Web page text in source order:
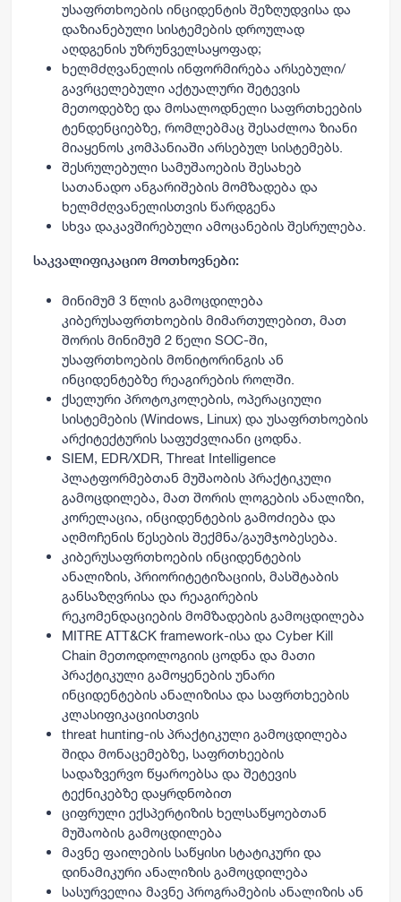
უსაფრთხოების ინციდენტის შეზღუდვისა და
დაზიანებული სისტემების დროულად
აღდგენის უზრუნველსაყოფად;
ხელმძღვანელის ინფორმირება არსებული/
გავრცელებული აქტუალური შეტევის
მეთოდებზე და მოსალოდნელი საფრთხეების
ტენდენციებზე, რომლებმაც შესაძლოა ზიანი
მიაყენოს კომპანიაში არსებულ სისტემებს.
შესრულებული სამუშაოების შესახებ
სათანადო ანგარიშების მომზადება და
ხელმძღვანელისთვის წარდგენა
სხვა დაკავშირებული ამოცანების შესრულება.
საკვალიფიკაციო მოთხოვნები:
მინიმუმ 3 წლის გამოცდილება
კიბერუსაფრთხოების მიმართულებით, მათ
შორის მინიმუმ 2 წელი SOC-ში,
უსაფრთხოების მონიტორინგის ან
ინციდენტებზე რეაგირების როლში.
ქსელური პროტოკოლების, ოპერაციული
სისტემების (Windows, Linux) და უსაფრთხოების
არქიტექტურის საფუძვლიანი ცოდნა.
SIEM, EDR/XDR, Threat Intelligence
პლატფორმებთან მუშაობის პრაქტიკული
გამოცდილება, მათ შორის ლოგების ანალიზი,
კორელაცია, ინციდენტების გამოძიება და
აღმოჩენის წესების შექმნა/გაუმჯობესება.
კიბერუსაფრთხოების ინციდენტების
ანალიზის, პრიორიტეტიზაციის, მასშტაბის
განსაზღვრისა და რეაგირების
რეკომენდაციების მომზადების გამოცდილება
MITRE ATT&CK framework-ისა და Cyber Kill
Chain მეთოდოლოგიის ცოდნა და მათი
პრაქტიკული გამოყენების უნარი
ინციდენტების ანალიზისა და საფრთხეების
კლასიფიკაციისთვის
threat hunting-ის პრაქტიკული გამოცდილება
შიდა მონაცემებზე, საფრთხეების
სადაზვერვო წყაროებსა და შეტევის
ტექნიკებზე დაყრდნობით
ციფრული ექსპერტიზის ხელსაწყოებთან
მუშაობის გამოცდილება
მავნე ფაილების საწყისი სტატიკური და
დინამიკური ანალიზის გამოცდილება
სასურველია მავნე პროგრამების ანალიზის ან